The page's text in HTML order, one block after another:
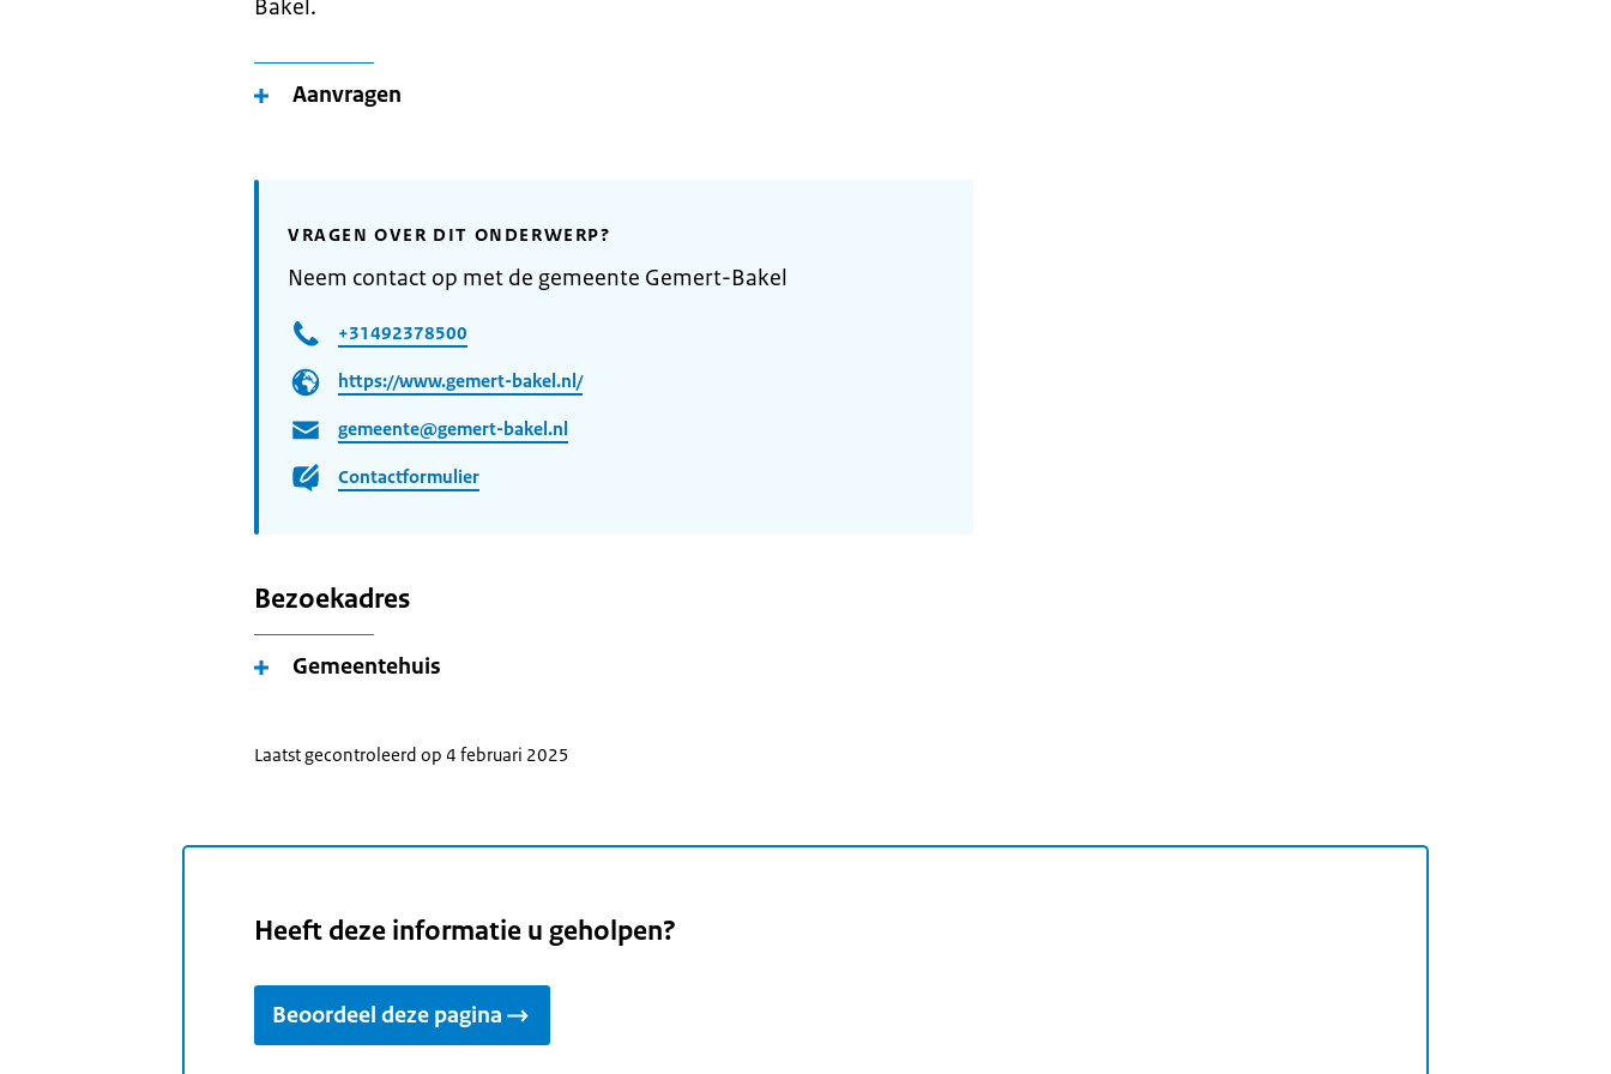
Bakel.
Aanvragen
VRAGEN OVER DIT ONDERWERP?
Neem contact op met de gemeente Gemert-Bakel
+31492378500
https://www.gemert-bakel.nl/
gemeente@gemert-bakel.nl
Contactformulier
Bezoekadres
Gemeentehuis
Laatst gecontroleerd op 4 februari 2025
Heeft deze informatie u geholpen?
Beoordeel deze pagina